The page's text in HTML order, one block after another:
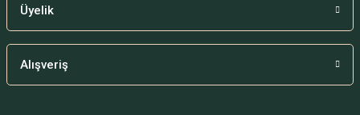
Üyelik
Alışveriş